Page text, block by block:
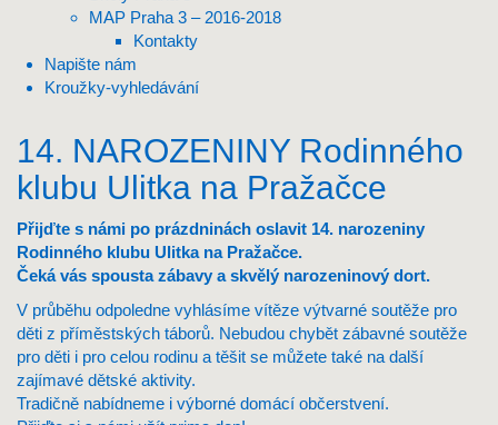
MAP Praha 3 – 2016-2018
Kontakty
Napište nám
Kroužky-vyhledávání
14. NAROZENINY Rodinného
klubu Ulitka na Pražačce
Přijďte s námi po prázdninách oslavit 14. narozeniny
Rodinného klubu Ulitka na Pražačce.
Čeká vás spousta zábavy a skvělý narozeninový dort.
V průběhu odpoledne vyhlásíme vítěze výtvarné soutěže pro
děti z příměstských táborů. Nebudou chybět zábavné soutěže
pro děti i pro celou rodinu a těšit se můžete také na další
zajímavé dětské aktivity.
Tradičně nabídneme i výborné domácí občerstvení.